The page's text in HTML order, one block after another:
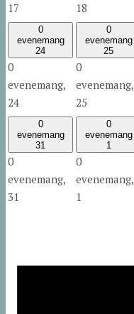
17 18
0
evenemang
24
0
evenemang,
24
0
evenemang
25
0
evenemang,
25
0
evenemang
31
0
evenemang,
31
0
evenemang
1
0
evenemang,
1